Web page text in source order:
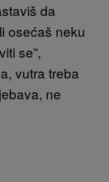
da
osećaš neku
se”,
vutra treba
ne